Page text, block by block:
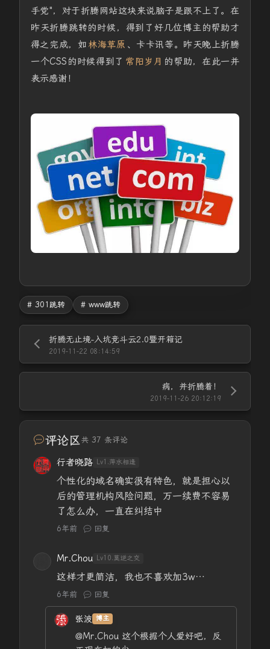
手党"，对于折腾网站这块来说脑子是跟不上了。在
昨天折腾跳转的时候，得到了好几位博主的帮助才
得之完成，如 林海草原 、卡卡讯等。昨天晚上折腾
一个CSS的时候得到了 常阳岁月 的帮助，在此一并
表示感谢！
# 301跳转 # www跳转
折腾无止境-入坑竞斗云2.0暨开箱记
2019-11-22 08:14:59
病，并折腾着！
2019-11-26 20:12:19
评论区 共 37 条评论
行者晓路 Lv1.萍水相逢
个性化的域名确实很有特色，就是担心以
后的管理机构风险问题，万一续费不容易
了怎么办，一直在纠结中
6年前 回复
Mr.Chou Lv10.莫逆之交
这样才更简洁，我也不喜欢加3w…
6年前 回复
张波 博主
@Mr.Chou 这个根据个人爱好吧，反